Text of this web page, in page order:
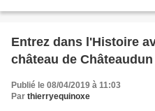
Entrez dans l'Histoire
château de Châteaudun
Publié le 08/04/2019 à 11:03
Par thierryequinoxe